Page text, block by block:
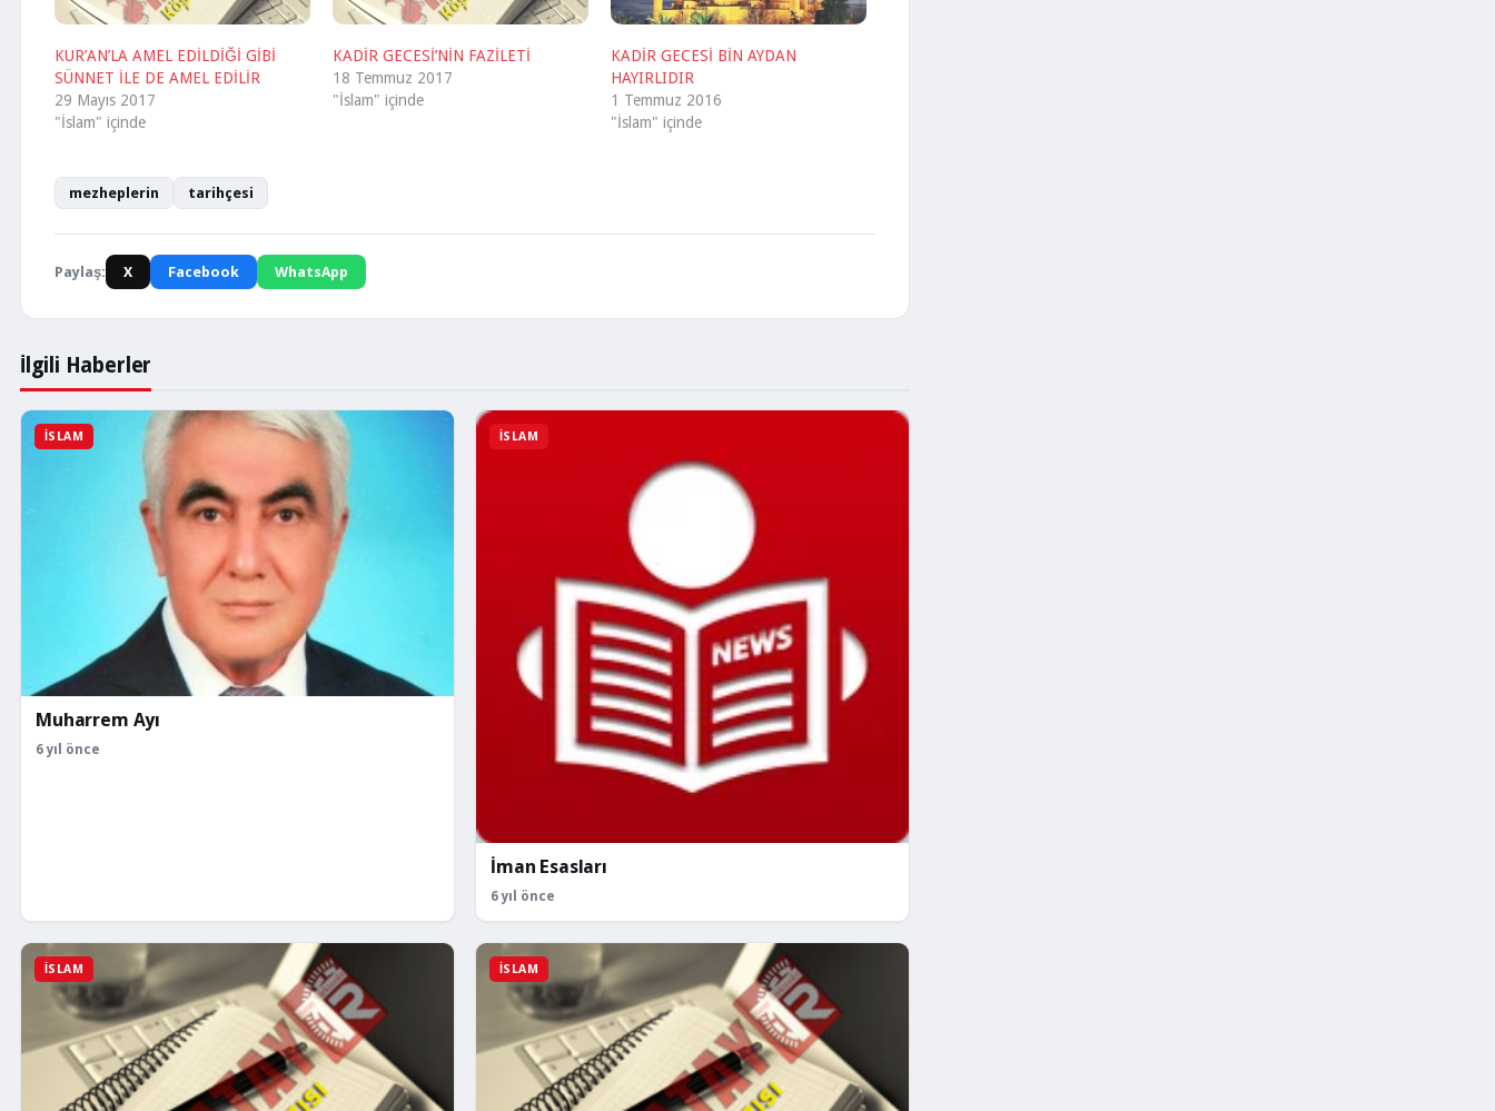
KUR’AN’LA AMEL EDİLDİĞİ GİBİ
SÜNNET İLE DE AMEL EDİLİR
29 Mayıs 2017
"İslam" içinde
KADİR GECESİ’NİN FAZİLETİ
18 Temmuz 2017
"İslam" içinde
KADİR GECESİ BİN AYDAN
HAYIRLIDIR
1 Temmuz 2016
"İslam" içinde
mezheplerin tarihçesi
Paylaş: X Facebook WhatsApp
İlgili Haberler
İSLAM
Muharrem Ayı
6 yıl önce
İSLAM
İman Esasları
6 yıl önce
İSLAM İSLAM